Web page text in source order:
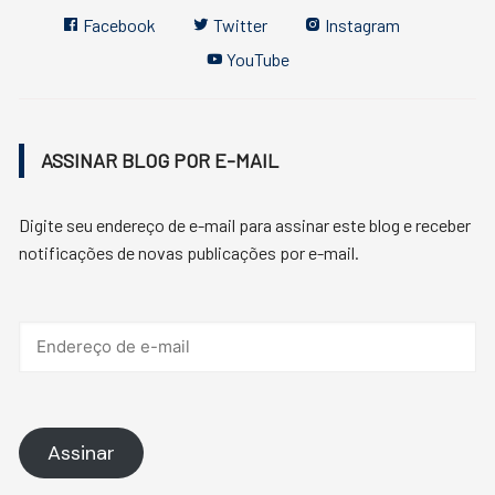
Facebook Twitter
Instagram
YouTube
ASSINAR BLOG POR E-MAIL
Digite seu endereço de e-mail para assinar este blog e receber
notificações de novas publicações por e-mail.
Assinar